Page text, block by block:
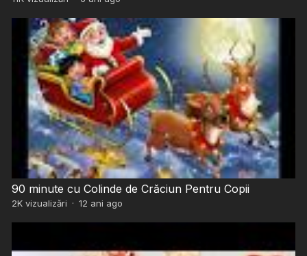
90 minute cu Colinde de Crăciun Pentru Copii
2Kvizualizări · 12 ani ago